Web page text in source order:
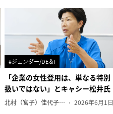
#ジェンダー/DE＆I
「企業の女性登用は、単なる特別
扱いではない」とキャシー松井氏
北村（宮子）佳代子（オルタナ輪番編集長） 2026年6月1日